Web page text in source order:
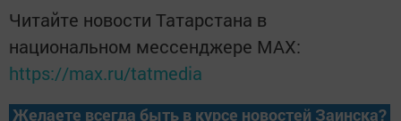
Читайте новости Татарстана в
национальном мессенджере MАХ:
https://max.ru/tatmedia
Желаете всегда быть в курсе новостей Заинска?